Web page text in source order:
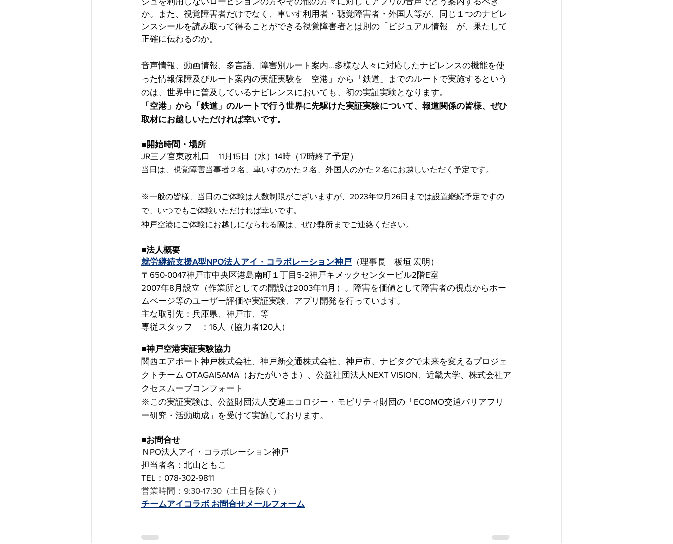
か。また、視覚障害者だけでなく、車いす利用者・聴覚障害者・外国人等が、同じ１つのナビレ
ンスシールを読み取って得ることができる視覚障害者とは別の「ビジュアル情報」が、果たして
正確に伝わるのか。
音声情報、動画情報、多言語、障害別ルート案内…多様な人々に対応したナビレンスの機能を使
った情報保障及びルート案内の実証実験を「空港」から「鉄道」までのルートで実施するという
のは、世界中に普及しているナビレンスにおいても、初の実証実験となります。
「空港」から「鉄道」のルートで行う世界に先駆けた実証実験について、報道関係の皆様、ぜひ
取材にお越しいただければ幸いです。
■開始時間・場所
JR三ノ宮東改札口　11月15日（水）14時（17時終了予定）
当日は、視覚障害当事者２名、車いすのかた２名、外国人のかた２名にお越しいただく予定です。
※一般の皆様、当日のご体験は人数制限がございますが、2023年12月26日までは設置継続予定ですの
で、いつでもご体験いただければ幸いです。
神戸空港にご体験にお越しになられる際は、ぜひ弊所までご連絡ください。
■法人概要
就労継続支援A型NPO法人アイ・コラボレーション神戸 （理事長　板垣 宏明）
〒650-0047神戸市中央区港島南町１丁目5-2神戸キメックセンタービル2階E室
2007年8月設立（作業所としての開設は2003年11月）。障害を価値として障害者の視点からホー
ムページ等のユーザー評価や実証実験、アプリ開発を行っています。
主な取引先：兵庫県、神戸市、等
専従スタッフ　：16人（協力者120人）
■神戸空港実証実験協力
関西エアポート神戸株式会社、神戸新交通株式会社、神戸市、ナビタグで未来を変えるプロジェ
クトチーム OTAGAISAMA（おたがいさま）、公益社団法人NEXT VISION、近畿大学、株式会社ア
クセスムーブコンフォート
※この実証実験は、公益財団法人交通エコロジー・モビリティ財団の「ECOMO交通バリアフリ
ー研究・活動助成」を受けて実施しております。
■お問合せ
ＮPO法人アイ・コラボレーション神戸
担当者名：北山ともこ
TEL：078-302-9811
営業時間：9:30-17:30（土日を除く）
チームアイコラボ お問合せメールフォーム